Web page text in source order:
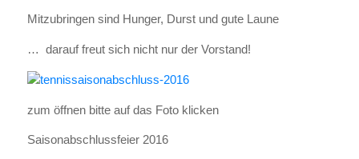
Mit­zu­brin­gen sind Hun­ger, Durst und gute Lau­ne
… dar­auf freut sich nicht nur der Vor­stand!
zum öff­nen bit­te auf das Foto kli­cken
Sai­son­ab­schluss­fei­er 2016